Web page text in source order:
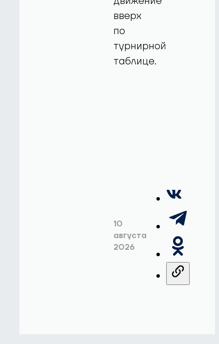
вверх
по
турнирной
таблице.
10
августа
2026